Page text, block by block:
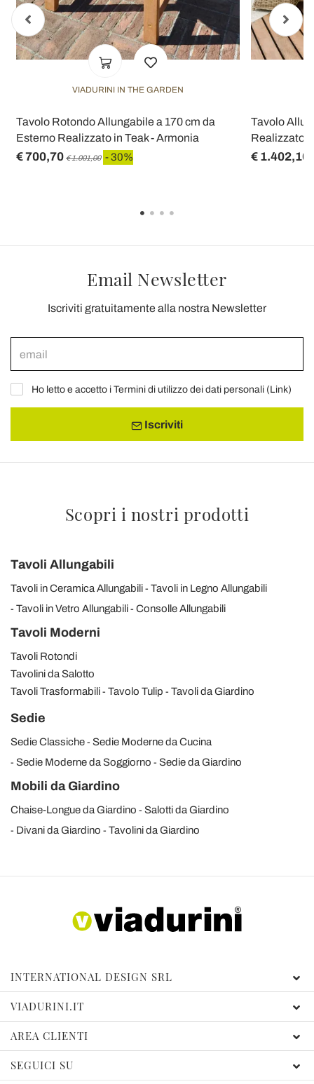
VIADURINI IN THE GARDEN
Tavolo Rotondo Allungabile a 170 cm da
Esterno Realizzato in Teak - Armonia
€ 700,70 € 1.001,00 - 30%
Tavolo
Realizzato
€ 1.402,10
Email Newsletter
Iscriviti gratuitamente alla nostra Newsletter
Ho letto e accetto i Termini di utilizzo dei dati personali (Link)
Iscriviti
Scopri i nostri prodotti
Tavoli Allungabili
Tavoli in Ceramica Allungabili
Tavoli in Legno Allungabili
Tavoli in Vetro Allungabili
Consolle Allungabili
Tavoli Moderni
Tavoli Rotondi
Tavolini da Salotto
Tavoli Trasformabili
Tavolo Tulip Tavoli da Giardino
Sedie
Sedie Classiche
Sedie Moderne da Cucina
Sedie Moderne da Soggiorno
Sedie da Giardino
Mobili da Giardino
Chaise-Longue da Giardino
Salotti da Giardino
Divani da Giardino
Tavolini da Giardino
INTERNATIONAL DESIGN SRL
VIADURINI.IT
AREA CLIENTI
SEGUICI SU